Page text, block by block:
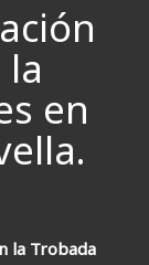
en
la Trobada